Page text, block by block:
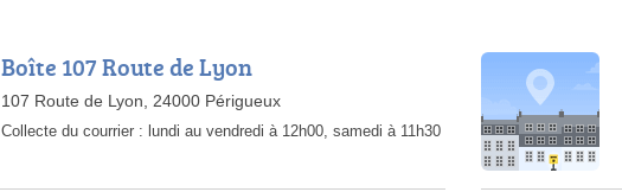
Boîte 107 Route de Lyon
107 Route de Lyon, 24000 Périgueux
Collecte du courrier : lundi au vendredi à 12h00, samedi à 11h30